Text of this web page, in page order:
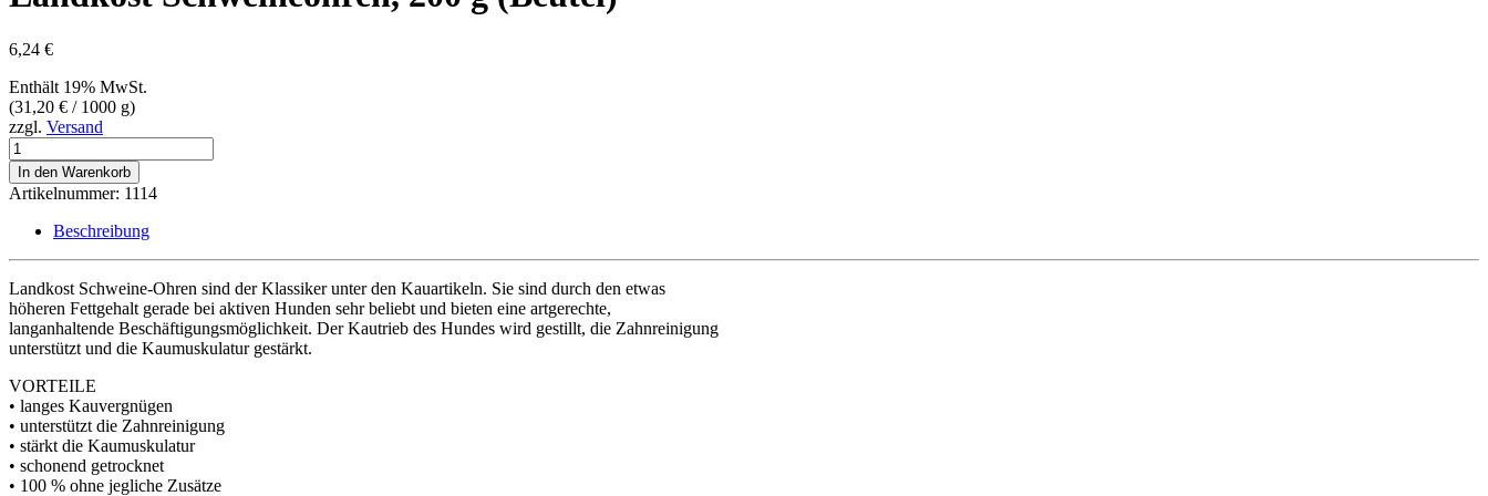
6,24 €
Enthält 19% MwSt.
(31,20 € / 1000 g)
zzgl. Versand
Landkost
Schweineohren,
200
g
(Beutel)
Menge
In den Warenkorb
Artikelnummer: 1114
Beschreibung
Landkost Schweine-Ohren sind der Klassiker unter den Kauartikeln. Sie sind durch den etwas
höheren Fettgehalt gerade bei aktiven Hunden sehr beliebt und bieten eine artgerechte,
langanhaltende Beschäftigungsmöglichkeit. Der Kautrieb des Hundes wird gestillt, die Zahnreinigung
unterstützt und die Kaumuskulatur gestärkt.
VORTEILE
• langes Kauvergnügen
• unterstützt die Zahnreinigung
• stärkt die Kaumuskulatur
• schonend getrocknet
• 100 % ohne jegliche Zusätze